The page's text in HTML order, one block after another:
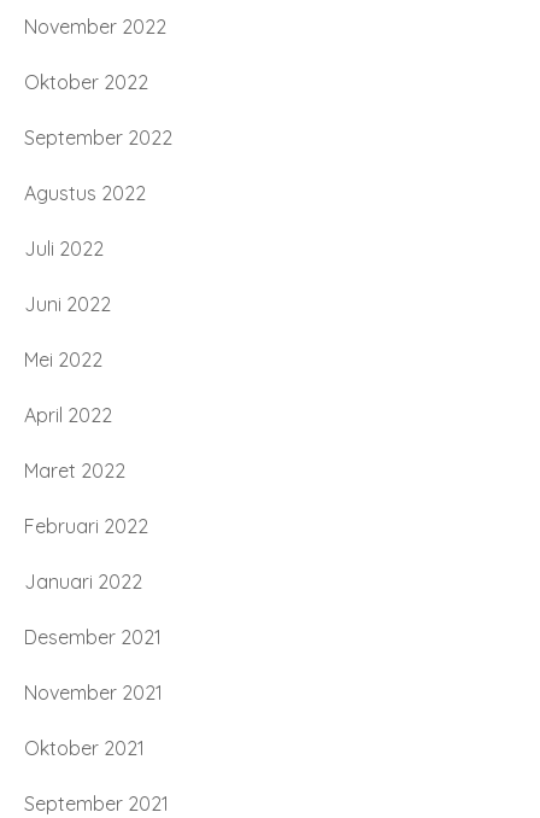
November 2022
Oktober 2022
September 2022
Agustus 2022
Juli 2022
Juni 2022
Mei 2022
April 2022
Maret 2022
Februari 2022
Januari 2022
Desember 2021
November 2021
Oktober 2021
September 2021